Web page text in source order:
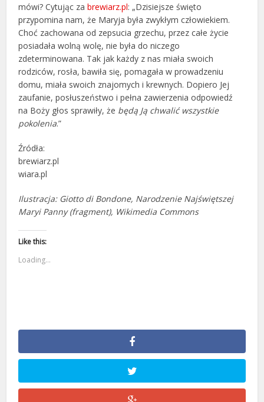
mówi? Cytując zabrewiarz.pl: „Dzisiejsze święto
przypomina nam, że Maryja była zwykłym człowiekiem.
Choć zachowana od zepsucia grzechu, przez całe życie
posiadała wolną wolę, nie była do niczego
zdeterminowana. Tak jak każdy z nas miała swoich
rodziców, rosła, bawiła się, pomagała w prowadzeniu
domu, miała swoich znajomych i krewnych. Dopiero Jej
zaufanie, posłuszeństwo i pełna zawierzenia odpowiedź
na Boży głos sprawiły, że będą Ją chwalić wszystkie
pokolenia.”
Źródła:
brewiarz.pl
wiara.pl
Ilustracja: Giotto di Bondone, Narodzenie Najświętszej
Maryi Panny (fragment), Wikimedia Commons
Like this:
Loading...